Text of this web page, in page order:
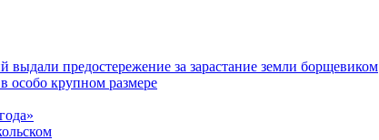
выдали предостережение за зарастание земли борщевиком
особо крупном размере